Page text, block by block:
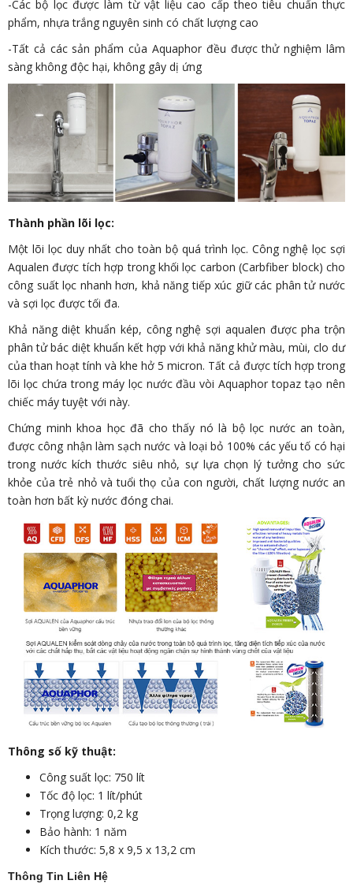
-Các bộ lọc được làm từ vật liệu cao cấp theo tiêu chuẩn thực
phẩm, nhựa trắng nguyên sinh có chất lượng cao
-Tất cả các sản phẩm của Aquaphor đều được thử nghiệm lâm
sàng không độc hại, không gây dị ứng
Thành phần lõi lọc:
Một lõi lọc duy nhất cho toàn bộ quá trình lọc. Công nghệ lọc sợi
Aqualen được tích hợp trong khối lọc carbon (Carbfiber block) cho
công suất lọc nhanh hơn, khả năng tiếp xúc giữ các phân tử nước
và sợi lọc được tối đa.
Khả năng diệt khuẩn kép, công nghệ sợi aqualen được pha trộn
phân tử bác diệt khuẩn kết hợp với khả năng khử màu, mùi, clo dư
của than hoạt tính và khe hở 5 micron. Tất cả được tích hợp trong
lõi lọc chứa trong máy lọc nước đầu vòi Aquaphor topaz tạo nên
chiếc máy tuyệt với này.
Chứng minh khoa học đã cho thấy nó là bộ lọc nước an toàn,
được công nhận làm sạch nước và loại bỏ 100% các yếu tố có hại
trong nước kích thước siêu nhỏ, sự lựa chọn lý tưởng cho sức
khỏe của trẻ nhỏ và tuổi thọ của con người, chất lượng nước an
toàn hơn bất kỳ nước đóng chai.
Thông số kỹ thuật:
Công suất lọc: 750 lít
Tốc độ lọc: 1 lít/phút
Trọng lượng: 0,2 kg
Bảo hành: 1 năm
Kích thước: 5,8 x 9,5 x 13,2 cm
Thông Tin Liên Hệ